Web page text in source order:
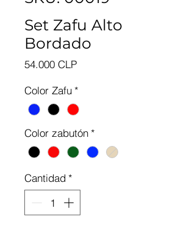
Set Zafu Alto
Bordado
54.000 CLPPrecio
Color Zafu *
Color zabutón *
Cantidad *